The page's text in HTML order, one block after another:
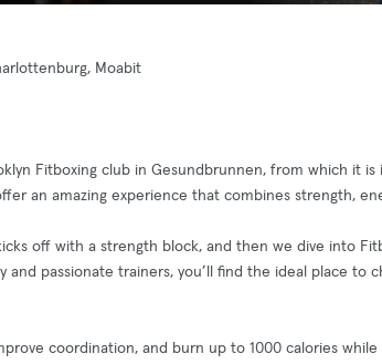
Moabit
Fitboxing club in Gesundbrunnen, from which it
an amazing experience that combines strength,
off with a strength block, and then we dive into
and passionate trainers, you’ll find the ideal place to
coordination, and burn up to 1000 calories